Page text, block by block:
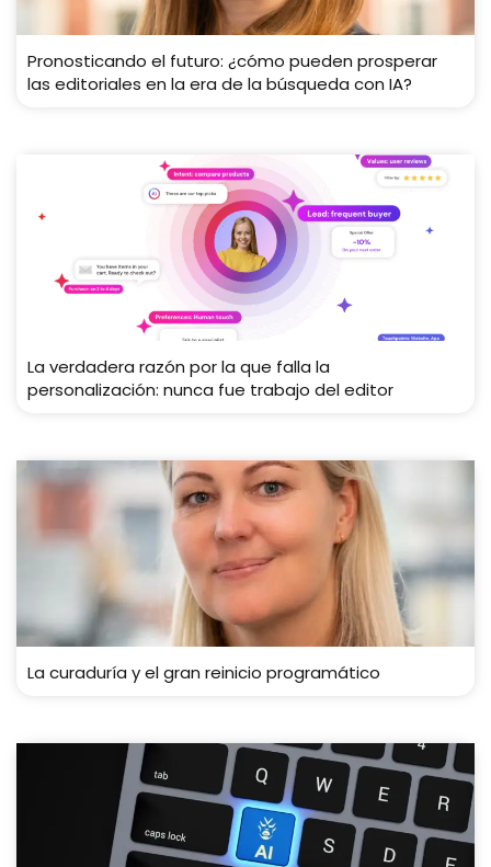
Pronosticando el futuro: ¿cómo pueden prosperar
las editoriales en la era de la búsqueda con IA?
La verdadera razón por la que falla la
personalización: nunca fue trabajo del editor
La curaduría y el gran reinicio programático